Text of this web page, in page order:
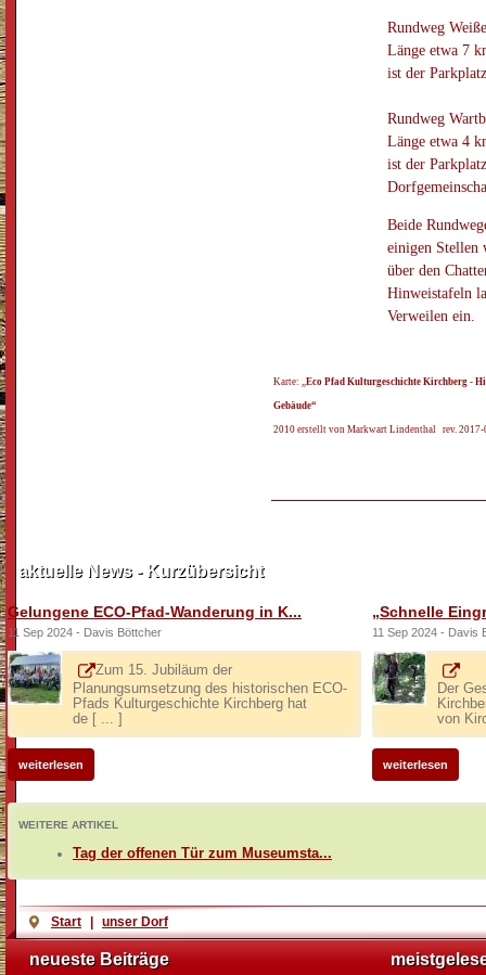
Rundweg
Länge etwa 7
ist der
Rundweg
Länge etwa 4
ist der
Beide
einigen Stellen
über den
Hinweistafeln
Verweilen ein.
Karte: „Eco Pfad Kulturgeschichte Kirchberg -
Gebäude“
2010 erstellt von Markwart Lindenthal rev. 2017-
aktuelle News - Kurzübersicht
Gelungene ECO-Pfad-Wanderung in K...
11 Sep 2024 - Davis Böttcher
Zum 15. Jubiläum der
Planungsumsetzung des historischen ECO-
Pfads Kulturgeschichte Kirchberg hat
de [ ... ]
weiterlesen
„Schnelle
11 Sep 2024 - Davis
Der
von
weiterlesen
WEITERE ARTIKEL
Tag der offenen Tür zum Museumsta...
Start unser Dorf
neueste Beiträge